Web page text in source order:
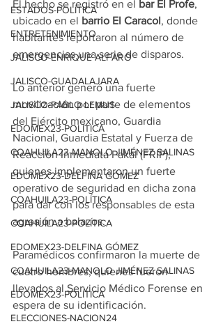
ESTADOS-POLÍTICA
ENTRETENIMIENTO
JALISCO-ENRIQUE ALFARO
JALISCO-GUADALAJARA
JALISCO-PABLO LEMUS
EDOMEX23-POLÍTICA
COAHUILA23-MANOLO JIMÉNEZ SALINAS
EDOMEX23-DELFINA GÓMEZ
COAHUILA23-POLÍTICA
COAHUILA23-POLÍTICA
EDOMEX23-DELFINA GÓMEZ
COAHUILA23-MANOLO JIMÉNEZ SALINAS
EDOMEX23-POLÍTICA
ELECCIONES-NACION24
El hecho se registró en el bar El Profe,
ubicado en el barrio El Caracol, donde
habitantes reportaron al número de
emergencias una serie de disparos.
Lo anterior generó una fuerte
movilización por parte de elementos
del Ejército mexicano, Guardia
Nacional, Guardia Estatal y Fuerza de
Reacción Inmediata Pakal (FRIP),
quienes implementaron un fuerte
operativo de seguridad en dicha zona
para dar con los responsables de esta
agresión a balazos.
Paramédicos confirmaron la muerte de
cuatro hombres, quienes fueron
llevados al Servicio Médico Forense en
espera de su identificación.